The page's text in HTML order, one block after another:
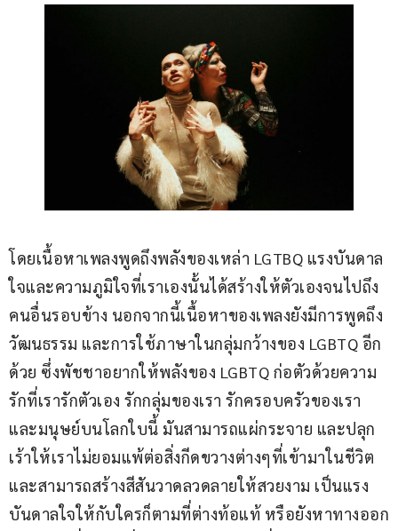
โดยเนื้อหาเพลงพูดถึงพลังของเหล่า LGTBQ แรงบันดาล
ใจและความภูมิใจที่เราเองนั้นได้สร้างให้ตัวเองจนไปถึง
คนอื่นรอบข้าง นอกจากนี้เนื้อหาของเพลงยังมีการพูดถึง
วัฒนธรรม และการใช้ภาษาในกลุ่มกว้างของ LGBTQ อีก
ด้วย ซึ่งพัชชาอยากให้พลังของ LGBTQ ก่อตัวด้วยความ
รักที่เรารักตัวเอง รักกลุ่มของเรา รักครอบครัวของเรา
และมนุษย์บนโลกใบนี้ มันสามารถแผ่กระจาย และปลุก
เร้าให้เราไม่ยอมแพ้ต่อสิ่งกีดขวางต่างๆที่เข้ามาในชีวิต
และสามารถสร้างสีสันวาดลวดลายให้สวยงาม เป็นแรง
บันดาลใจให้กับใครก็ตามที่ต่างท้อแท้ หรือยังหาทางออก